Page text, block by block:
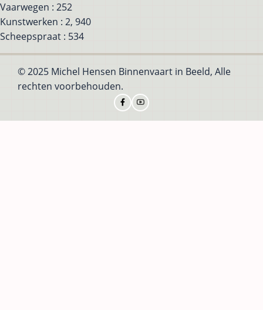
Vaarwegen : 252
Kunstwerken : 2, 940
Scheepspraat : 534
© 2025 Michel Hensen Binnenvaart in Beeld, Alle
rechten voorbehouden.